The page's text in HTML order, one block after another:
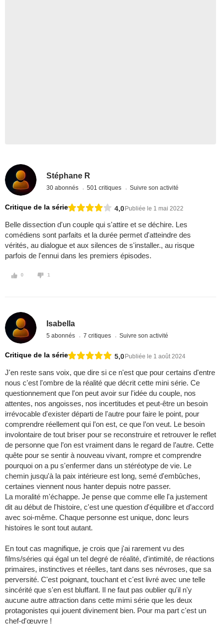
Stéphane R
30 abonnés 501 critiques Suivre son activité
Critique de la série 4,0Publiée le 1 mai 2022
Belle dissection d'un couple qui s'attire et se déchire. Les
comédiens sont parfaits et la durée permet d'atteindre des
vérités, au dialogue et aux silences de s'installer., au risque
parfois de l'ennui dans les premiers épisodes.
0 1
Isabella
5 abonnés 7 critiques Suivre son activité
Critique de la série 5,0Publiée le 1 août 2024
J'en reste sans voix, que dire si ce n'est que pour certains d'entre
nous c'est l'ombre de la réalité que décrit cette mini série. Ce
questionnement que l'on peut avoir sur l'idée du couple, nos
attentes, nos angoisses, nos incertitudes et peut-être un besoin
irrévocable d'exister départi de l'autre pour faire le point, pour
comprendre réellement qui l’on est, ce que l’on veut. Le besoin
involontaire de tout briser pour se reconstruire et retrouver le reflet
de personne que l’on est vraiment dans le regard de l’autre. Cette
quête pour se sentir à nouveau vivant, rompre et comprendre
pourquoi on a pu s'enfermer dans un stéréotype de vie. Le
chemin jusqu'à la paix intérieure est long, semé d'embûches,
certaines viennent nous hanter depuis notre passer.
La moralité m'échappe. Je pense que comme elle l'a justement
dit au début de l'histoire, c'est une question d'équilibre et d’accord
avec soi-même. Chaque personne est unique, donc leurs
histoires le sont tout autant.
En tout cas magnifique, je crois que j'ai rarement vu des
films/séries qui égal un tel degré de réalité, d'intimité, de réactions
primaires, instinctives et réelles, tant dans ses névroses, que sa
perversité. C'est poignant, touchant et c'est livré avec une telle
sincérité que s'en est bluffant. Il ne faut pas oublier qu'il n'y
aucune autre attraction dans cette mimi série que les deux
protagonistes qui jouent divinement bien. Pour ma part c'est un
chef-d'œuvre !